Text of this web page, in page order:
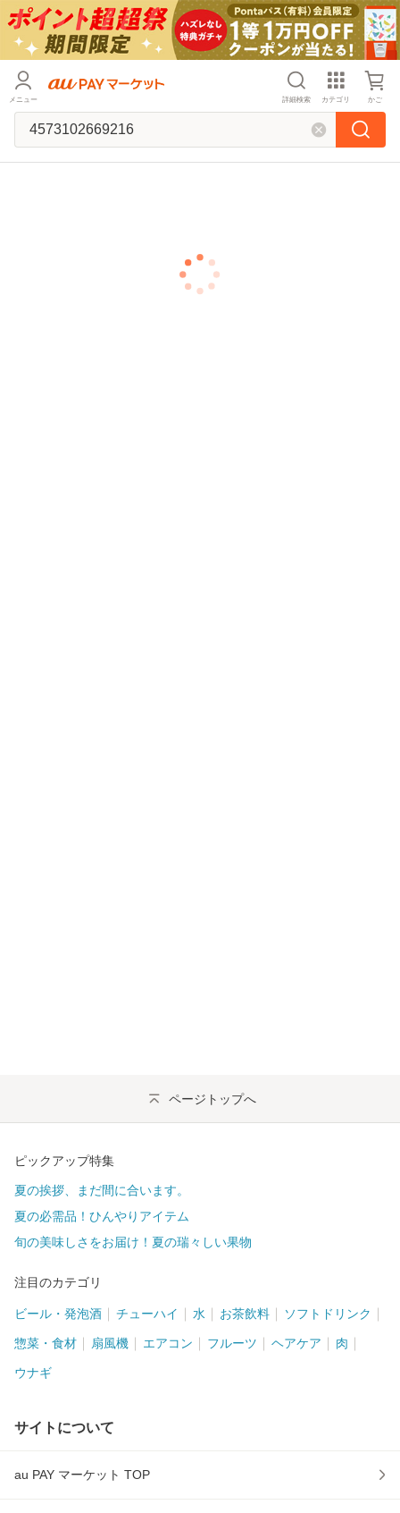
メニュー 詳細検索 カテゴリ かご
ページトップへ
ピックアップ特集
夏の挨拶、まだ間に合います。
夏の必需品！ひんやりアイテム
旬の美味しさをお届け！夏の瑞々しい果物
注目のカテゴリ
ビール・発泡酒 チューハイ 水 お茶飲料 ソフトドリンク
惣菜・食材 扇風機 エアコン フルーツ ヘアケア 肉
ウナギ
サイトについて
au PAY マーケット TOP